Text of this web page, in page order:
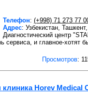
Телефон: (+998) 71 273 77
Адрес: Узбекистан,
Диагностический центр
сервиса, и главное-хотят
Просмотров:
клиника Horev Medical